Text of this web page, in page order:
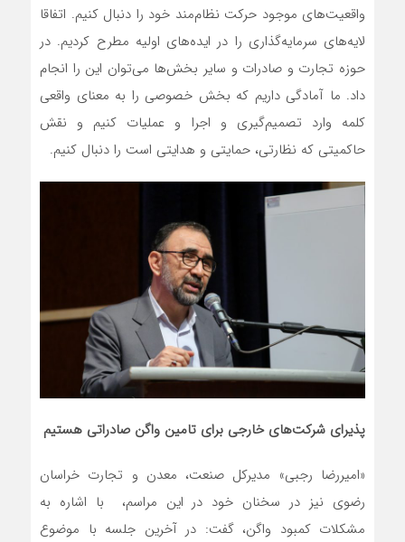
واقعیت‌های موجود حرکت نظام‌مند خود را دنبال کنیم. اتفاقا
لایه‌های سرمایه‌گذاری را در ایده‌های اولیه مطرح کردیم. در
حوزه تجارت و صادرات و سایر بخش‌ها می‌توان این را انجام
داد. ما آمادگی داریم که بخش خصوصی را به معنای واقعی
کلمه وارد تصمیم‌گیری و اجرا و عملیات کنیم و نقش
حاکمیتی که نظارتی، حمایتی و هدایتی است را دنبال کنیم.
پذیرای شرکت‌های خارجی برای تامین واگن صادراتی هستیم
«امیررضا رجبی» مدیرکل صنعت، معدن و تجارت خراسان
رضوی نیز در سخنان خود در این مراسم، با اشاره به
مشکلات کمبود واگن، گفت: در آخرین جلسه با موضوع